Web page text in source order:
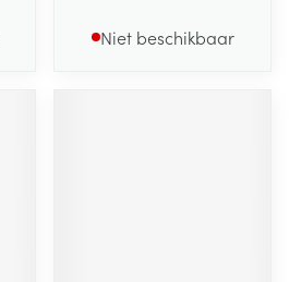
Niet beschikbaar